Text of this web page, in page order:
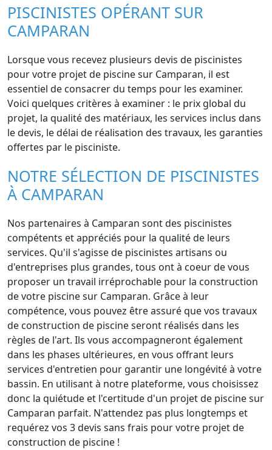
PISCINISTES OPÉRANT SUR
CAMPARAN
Lorsque vous recevez plusieurs devis de piscinistes
pour votre projet de piscine sur Camparan, il est
essentiel de consacrer du temps pour les examiner.
Voici quelques critères à examiner : le prix global du
projet, la qualité des matériaux, les services inclus dans
le devis, le délai de réalisation des travaux, les garanties
offertes par le pisciniste.
NOTRE SÉLECTION DE PISCINISTES
À CAMPARAN
Nos partenaires à Camparan sont des piscinistes
compétents et appréciés pour la qualité de leurs
services. Qu'il s'agisse de piscinistes artisans ou
d'entreprises plus grandes, tous ont à coeur de vous
proposer un travail irréprochable pour la construction
de votre piscine sur Camparan. Grâce à leur
compétence, vous pouvez être assuré que vos travaux
de construction de piscine seront réalisés dans les
règles de l'art. Ils vous accompagneront également
dans les phases ultérieures, en vous offrant leurs
services d'entretien pour garantir une longévité à votre
bassin. En utilisant à notre plateforme, vous choisissez
donc la quiétude et l'certitude d'un projet de piscine sur
Camparan parfait. N'attendez pas plus longtemps et
requérez vos 3 devis sans frais pour votre projet de
construction de piscine !